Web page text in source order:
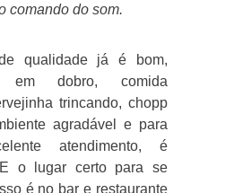
comando do som.
qualidade já é bom,
em dobro, comida
trincando, chopp
agradável e para
atendimento, é
o lugar certo para se
é no bar e restaurante